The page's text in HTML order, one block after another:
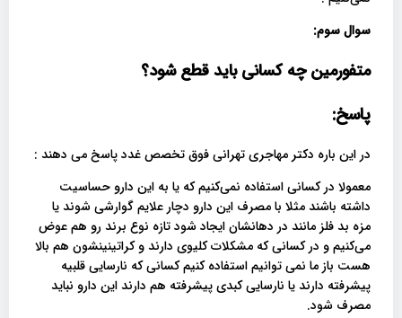
سوال سوم:
متفورمین چه کسانی باید قطع شود؟
پاسخ:
در این باره دکتر مهاجری تهرانی فوق تخصص غدد پاسخ می دهند :
معمولا در کسانی استفاده نمی‌کنیم که یا به این دارو حساسیت
داشته باشند مثلا با مصرف این دارو دچار علایم گوارشی شوند یا
مزه بد فلز مانند در دهانشان ایجاد شود تازه نوع برند رو هم عوض
می‌کنیم و در کسانی که مشکلات کلیوی دارند و کراتینینشون هم بالا
هست باز ما نمی توانیم استفاده کنیم کسانی که نارسایی قلبیه
پیشرفته دارند یا نارسایی کبدی پیشرفته هم دارند این دارو نباید
مصرف شود.